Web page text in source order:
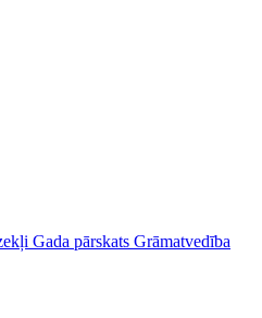
Gada pārskats Grāmatvedība